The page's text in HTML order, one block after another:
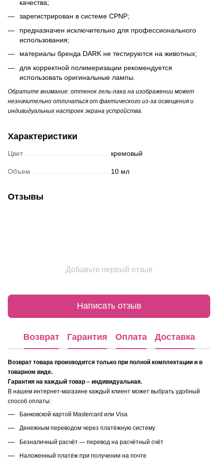
качества;
зарегистрирован в системе CPNP;
предназначен исключительно для профессионального
использования;
материалы бренда DARK не тестируются на животных;
для корректной полимеризации рекомендуется
использовать оригинальные лампы.
Обратите внимание: оттенок гель-лака на изображении может
незначительно отличаться от фактического из-за освещения и
индивидуальных настроек экрана устройства.
Характеристики
Цвет кремовый
Объем 10 мл
Отзывы
Добавьте первый отзыв
Написать отзыв
Возврат Гарантия Оплата Доставка
Возврат товара производится только при полной комплектации и в
товарном виде.
Гарантия на каждый товар – индивидуальная.
В нашем интернет-магазине каждый клиент может выбрать удобный
способ оплаты:
Банковской картой Mastercard или Visa
Денежным переводом через платёжную систему
Безналичный расчёт — перевод на расчётный счёт
Наложенный платёж при получении на почте